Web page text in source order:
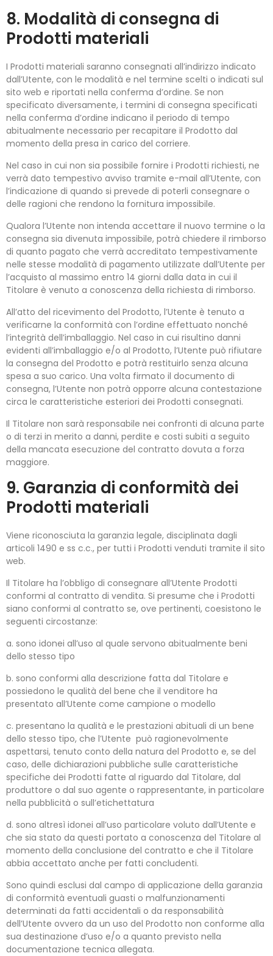
8. Modalità di consegna di
Prodotti materiali
I Prodotti materiali saranno consegnati all’indirizzo indicato
dall’Utente, con le modalità e nel termine scelti o indicati sul
sito web e riportati nella conferma d’ordine. Se non
specificato diversamente, i termini di consegna specificati
nella conferma d’ordine indicano il periodo di tempo
abitualmente necessario per recapitare il Prodotto dal
momento della presa in carico del corriere.
Nel caso in cui non sia possibile fornire i Prodotti richiesti, ne
verrà dato tempestivo avviso tramite e-mail all’Utente, con
l’indicazione di quando si prevede di poterli consegnare o
delle ragioni che rendono la fornitura impossibile.
Qualora l’Utente non intenda accettare il nuovo termine o la
consegna sia divenuta impossibile, potrà chiedere il rimborso
di quanto pagato che verrà accreditato tempestivamente
nelle stesse modalità di pagamento utilizzate dall’Utente per
l’acquisto al massimo entro 14 giorni dalla data in cui il
Titolare è venuto a conoscenza della richiesta di rimborso.
All’atto del ricevimento del Prodotto, l’Utente è tenuto a
verificarne la conformità con l’ordine effettuato nonché
l’integrità dell’imballaggio. Nel caso in cui risultino danni
evidenti all’imballaggio e/o al Prodotto, l’Utente può rifiutare
la consegna del Prodotto e potrà restituirlo senza alcuna
spesa a suo carico. Una volta firmato il documento di
consegna, l’Utente non potrà opporre alcuna contestazione
circa le caratteristiche esteriori dei Prodotti consegnati.
Il Titolare non sarà responsabile nei confronti di alcuna parte
o di terzi in merito a danni, perdite e costi subiti a seguito
della mancata esecuzione del contratto dovuta a forza
maggiore.
9. Garanzia di conformità dei
Prodotti materiali
Viene riconosciuta la garanzia legale, disciplinata dagli
articoli 1490 e ss c.c., per tutti i Prodotti venduti tramite il sito
web.
Il Titolare ha l’obbligo di consegnare all’Utente Prodotti
conformi al contratto di vendita. Si presume che i Prodotti
siano conformi al contratto se, ove pertinenti, coesistono le
seguenti circostanze:
a. sono idonei all’uso al quale servono abitualmente beni
dello stesso tipo
b. sono conformi alla descrizione fatta dal Titolare e
possiedono le qualità del bene che il venditore ha
presentato all’Utente come campione o modello
c. presentano la qualità e le prestazioni abituali di un bene
dello stesso tipo, che l’Utente può ragionevolmente
aspettarsi, tenuto conto della natura del Prodotto e, se del
caso, delle dichiarazioni pubbliche sulle caratteristiche
specifiche dei Prodotti fatte al riguardo dal Titolare, dal
produttore o dal suo agente o rappresentante, in particolare
nella pubblicità o sull’etichettatura
d. sono altresì idonei all’uso particolare voluto dall’Utente e
che sia stato da questi portato a conoscenza del Titolare al
momento della conclusione del contratto e che il Titolare
abbia accettato anche per fatti concludenti.
Sono quindi esclusi dal campo di applicazione della garanzia
di conformità eventuali guasti o malfunzionamenti
determinati da fatti accidentali o da responsabilità
dell’Utente ovvero da un uso del Prodotto non conforme alla
sua destinazione d’uso e/o a quanto previsto nella
documentazione tecnica allegata.